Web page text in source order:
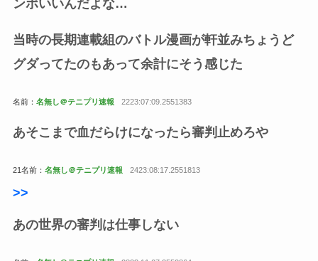
ンポいいんだよな…
当時の長期連載組のバトル漫画が軒並みちょうど
グダってたのもあって余計にそう感じた
名前： 名無し＠テニプリ速報 2223:07:09.2551383
あそこまで血だらけになったら審判止めろや
21名前： 名無し＠テニプリ速報 2423:08:17.2551813
>>
あの世界の審判は仕事しない